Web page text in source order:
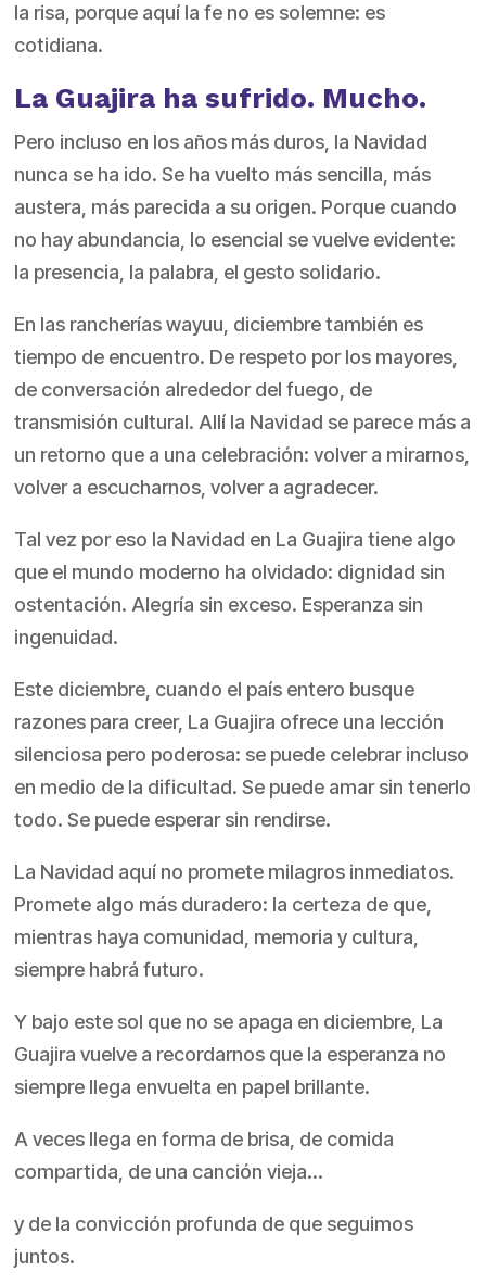
la risa, porque aquí la fe no es solemne: es
cotidiana.
La Guajira ha sufrido. Mucho.
Pero incluso en los años más duros, la Navidad
nunca se ha ido. Se ha vuelto más sencilla, más
austera, más parecida a su origen. Porque cuando
no hay abundancia, lo esencial se vuelve evidente:
la presencia, la palabra, el gesto solidario.
En las rancherías wayuu, diciembre también es
tiempo de encuentro. De respeto por los mayores,
de conversación alrededor del fuego, de
transmisión cultural. Allí la Navidad se parece más a
un retorno que a una celebración: volver a mirarnos,
volver a escucharnos, volver a agradecer.
Tal vez por eso la Navidad en La Guajira tiene algo
que el mundo moderno ha olvidado: dignidad sin
ostentación. Alegría sin exceso. Esperanza sin
ingenuidad.
Este diciembre, cuando el país entero busque
razones para creer, La Guajira ofrece una lección
silenciosa pero poderosa: se puede celebrar incluso
en medio de la dificultad. Se puede amar sin tenerlo
todo. Se puede esperar sin rendirse.
La Navidad aquí no promete milagros inmediatos.
Promete algo más duradero: la certeza de que,
mientras haya comunidad, memoria y cultura,
siempre habrá futuro.
Y bajo este sol que no se apaga en diciembre, La
Guajira vuelve a recordarnos que la esperanza no
siempre llega envuelta en papel brillante.
A veces llega en forma de brisa, de comida
compartida, de una canción vieja…
y de la convicción profunda de que seguimos
juntos.